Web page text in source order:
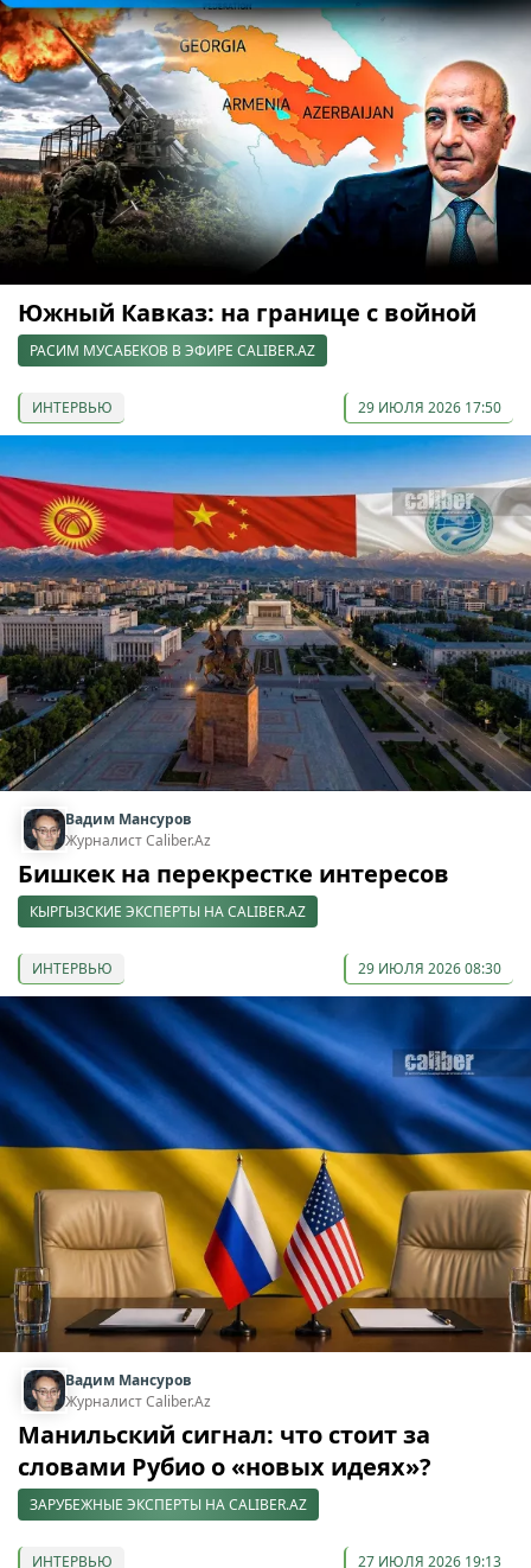
Южный Кавказ: на границе с войной
РАСИМ МУСАБЕКОВ В ЭФИРЕ CALIBER.AZ
ИНТЕРВЬЮ 29 ИЮЛЯ 2026 17:50
Вадим Мансуров
Журналист Caliber.Az
Бишкек на перекрестке интересов
КЫРГЫЗСКИЕ ЭКСПЕРТЫ НА CALIBER.AZ
ИНТЕРВЬЮ 29 ИЮЛЯ 2026 08:30
Вадим Мансуров
Журналист Caliber.Az
Манильский сигнал: что стоит за
словами Рубио о «новых идеях»?
ЗАРУБЕЖНЫЕ ЭКСПЕРТЫ НА CALIBER.AZ
ИНТЕРВЬЮ 27 ИЮЛЯ 2026 19:13